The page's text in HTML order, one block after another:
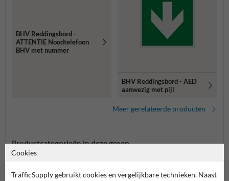
BHV Reddingsbord -
ATTENTIE Noodtelefoon
BHV met nummer
BHV Reddingsbord - AED
aanwezig met pijl
Meer gerelateerde producten
Productcategorieën in deze groep
Cookies
TrafficSupply gebruikt cookies en vergelijkbare technieken. Naast